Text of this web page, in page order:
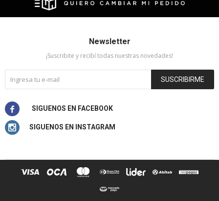
Newsletter
¡Suscribite y recibí todas nuestras novedades!
SUSCRIBIRME

